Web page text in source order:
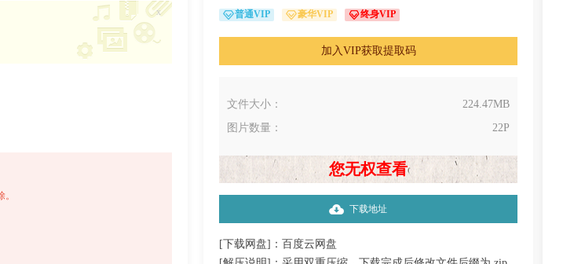
普通VIP 豪华VIP 终身VIP
加入VIP获取提取码
文件大小：
224.47MB
图片数量：
22P
您无权查看
下载地址
[下载网盘]：百度云网盘
x